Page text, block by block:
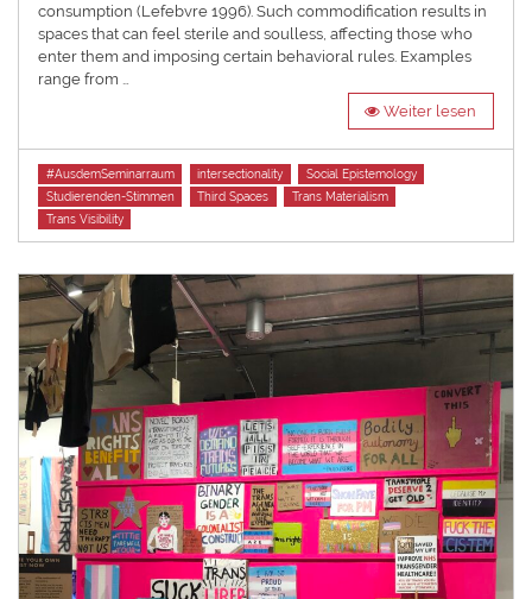
consumption (Lefebvre 1996). Such commodification results in
spaces that can feel sterile and soulless, affecting those who
enter them and imposing certain behavioral rules. Examples
range from …
Weiter lesen
Tags
#AusdemSeminarraum intersectionality
Social Epistemology
Studierenden-Stimmen
Third Spaces
Trans Materialism
Trans Visibility